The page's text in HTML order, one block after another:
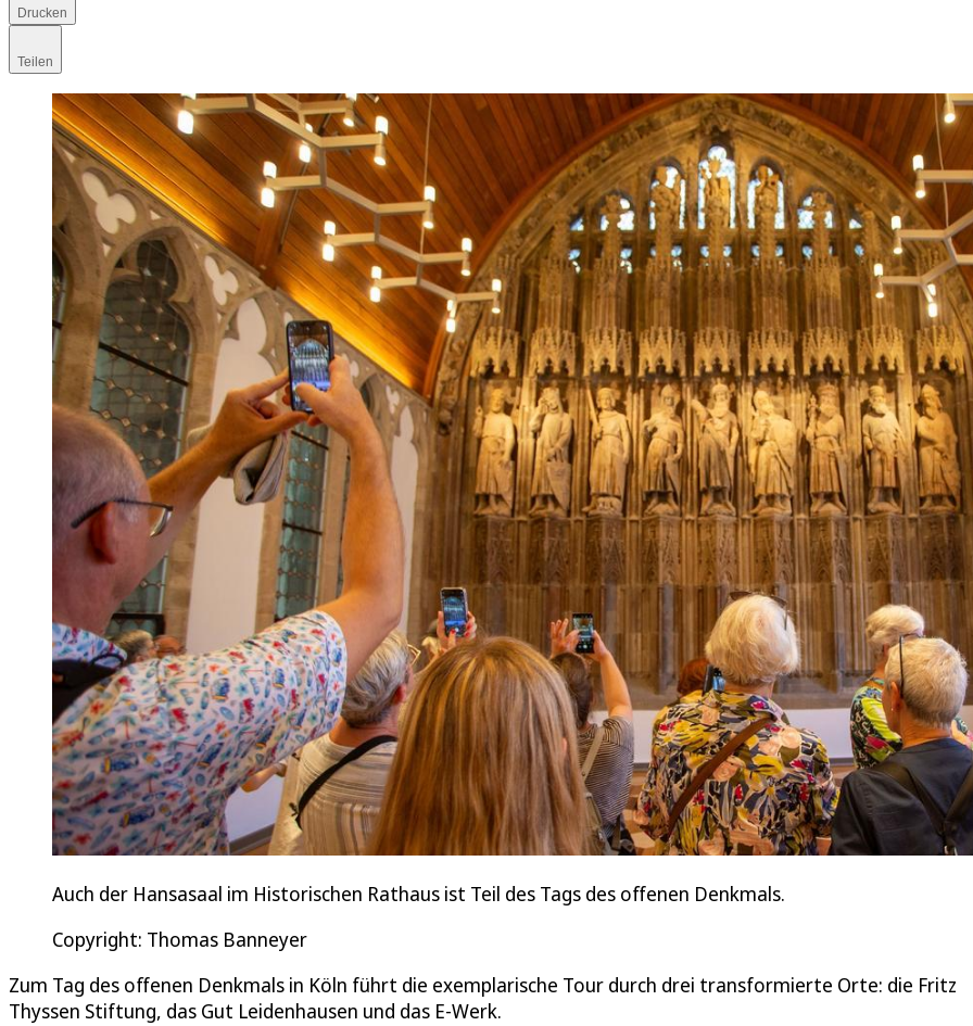
Drucken
Teilen
Auch der Hansasaal im Historischen Rathaus ist Teil des Tags des offenen Denkmals.
Copyright: Thomas Banneyer
Zum Tag des offenen Denkmals in Köln führt die exemplarische Tour durch drei transformierte Orte: die Fritz
Thyssen Stiftung, das Gut Leidenhausen und das E-Werk.